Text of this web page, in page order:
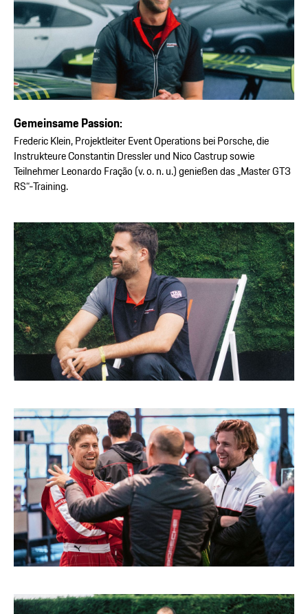
Gemeinsame Passion:
Frederic Klein, Projektleiter Event Operations bei Porsche, die
Instrukteure Constantin Dressler und Nico Castrup sowie
Teilnehmer Leonardo Fração (v. o. n. u.) genießen das „Master GT3
RS“-Training.